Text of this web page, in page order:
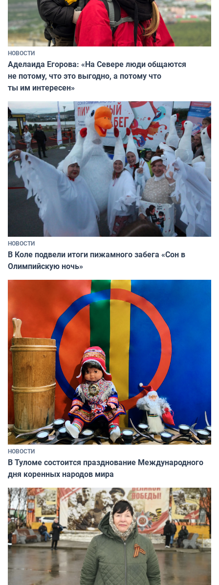
НОВОСТИ
Аделаида Егорова: «На Севере люди общаются
не потому, что это выгодно, а потому что
ты им интересен»
НОВОСТИ
В Коле подвели итоги пижамного забега «Сон в
Олимпийскую ночь»
НОВОСТИ
В Туломе состоится празднование Международного
дня коренных народов мира